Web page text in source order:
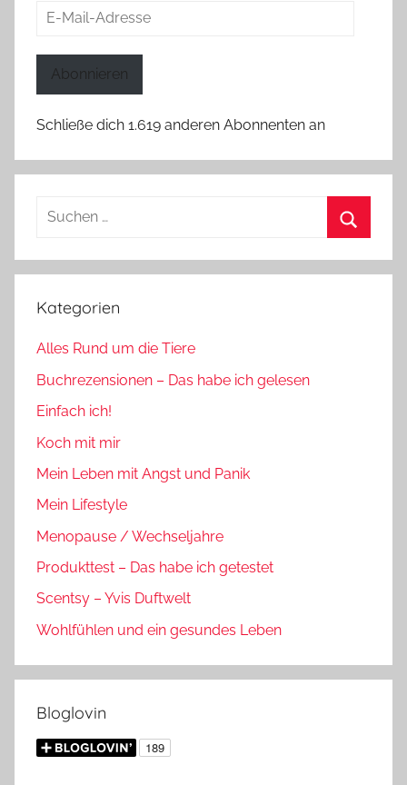
E-
Abonnieren
Schließe dich 1.619 anderen Abonnenten an
Suchen
Kategorien
Alles Rund um die Tiere
Buchrezensionen – Das habe ich gelesen
Einfach ich!
Koch mit mir
Mein Leben mit Angst und Panik
Mein Lifestyle
Menopause / Wechseljahre
Produkttest – Das habe ich getestet
Scentsy – Yvis Duftwelt
Wohlfühlen und ein gesundes Leben
Bloglovin